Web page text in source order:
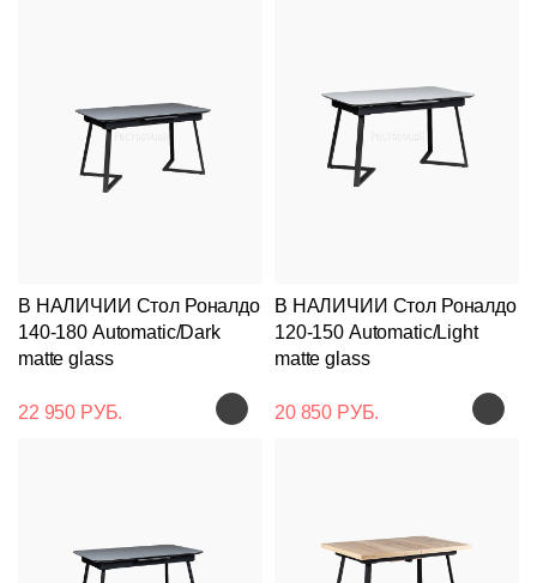
В НАЛИЧИИ Стол Роналдо
140-180 Automatic/Dark
matte glass
22 950 РУБ.
В НАЛИЧИИ Стол Роналдо
120-150 Automatic/Light
matte glass
20 850 РУБ.